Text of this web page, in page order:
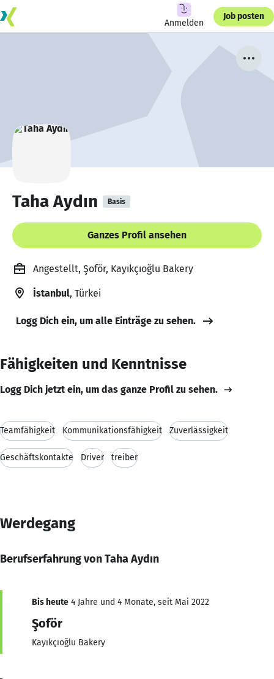
Anmelden
Job posten
Taha Aydın Basis
Ganzes Profil ansehen
Angestellt, Şoför, Kayıkçıoğlu Bakery
İstanbul, Türkei
Logg Dich ein, um alle Einträge zu sehen.
Fähigkeiten und Kenntnisse
Logg Dich jetzt ein, um das ganze Profil zu sehen.
Teamfähigkeit Kommunikationsfähigkeit Zuverlässigkeit
Geschäftskontakte Driver treiber
Werdegang
Berufserfahrung von Taha Aydın
Bis heute 4 Jahre und 4 Monate, seit Mai 2022
Şoför
Kayıkçıoğlu Bakery